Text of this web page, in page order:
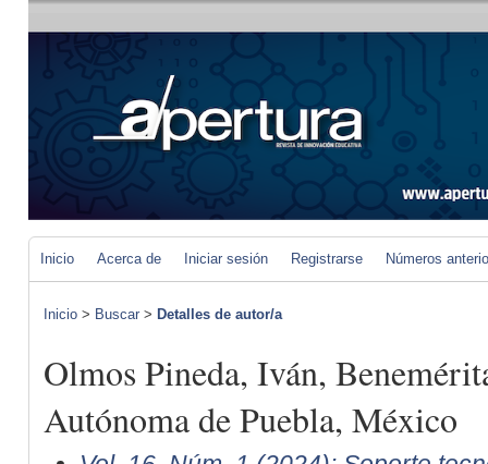
Inicio Acerca de Iniciar sesión Registrarse Números
Inicio > Buscar > Detalles de autor/a
Olmos Pineda, Iván,
Autónoma de Puebla, México